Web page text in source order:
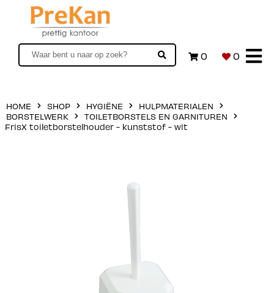
0 0
HOME SHOP HYGIËNE
HULPMATERIALEN
BORSTELWERK
TOILETBORSTELS EN GARNITUREN
FrisX toiletborstelhouder - kunststof - wit